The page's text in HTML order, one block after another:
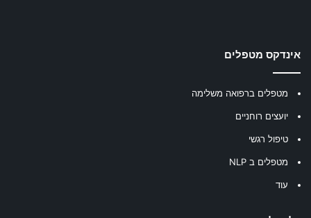
אינדקס מטפלים
מטפלים ברפואה משלימה
יועצים רוחניים
טיפול רגשי
מטפלים ב NLP
עוד